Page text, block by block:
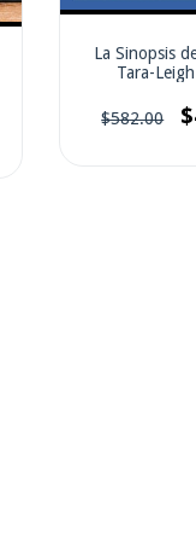
La Sinopsis
Tara-
$582.00